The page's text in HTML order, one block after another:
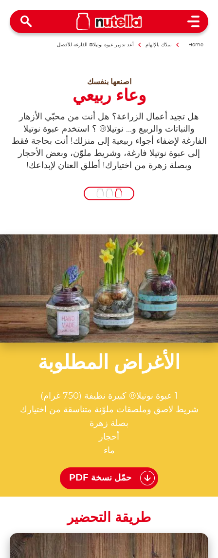
Open Menu
Home نمدّك بالإلهام أعد تدوير عبوة نوتيلا® الفارغة للأفضل
اصنعها بنفسك
وعاء ربيعي
هل تجيد أعمال الزراعة؟ هل أنت من محبّي الأزهار
والنباتات والربيع و... نوتيلا® ؟ استخدم عبوة نوتيلا
الفارغة لإضفاء أجواء ربيعية إلى منزلك! أنت بحاجة فقط
إلى عبوة نوتيلا فارغة، وشريط ملوّن، وبعض الأحجار
وبصلة زهرة من اختيارك! أطلق العنان لإبداعك!
الأغراض المطلوبة
شريط لاصق وملصقات ملوّنة متناسقة من اختيارك
بصلة زهرة
أحجار
ماء
حمّل نسخة PDF
طريقة التحضير